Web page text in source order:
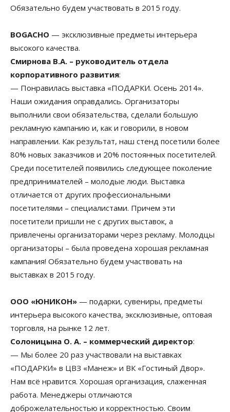
Обязательно будем участвовать в 2015 году.
BOGACHO — эксклюзивные предметы интерьера
высокого качества.
Смирнова В.А. – руководитель отдела
корпоративного развития:
— Понравилась выставка «ПОДАРКИ. Осень 2014».
Наши ожидания оправдались. Организаторы
выполнили свои обязательства, сделали большую
рекламную кампанию и, как и говорили, в новом
направлении. Как результат, наш стенд посетили более
80% новых заказчиков и 20% постоянных посетителей.
Среди посетителей появились следующее поколение
предпринимателей – молодые люди. Выставка
отличается от других профессиональными
посетителями – специалистами. Причем эти
посетители пришли не с других выставок, а
привлечены организаторами через рекламу. Молодцы
организаторы – была проведена хорошая рекламная
кампания! Обязательно будем участвовать на
выставках в 2015 году.
ООО «ЮНИКОН» — подарки, сувениры, предметы
интерьера высокого качества, эксклюзивные, оптовая
торговля, на рынке 12 лет.
Солоницына О. А. – коммерческий директор:
— Мы более 20 раз участвовали на выставках
«ПОДАРКИ» в ЦВЗ «Манеж» и ВК «Гостиный Двор».
Нам всё нравится. Хорошая организация, слаженная
работа. Менеджеры отличаются
доброжелательностью и корректностью. Своим